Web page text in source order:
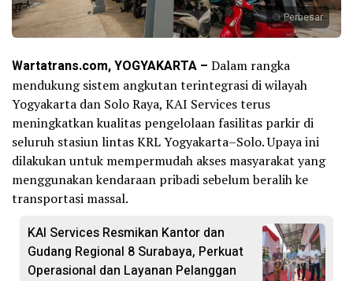
Perbesar
Wartatrans.com, YOGYAKARTA – Dalam rangka
mendukung sistem angkutan terintegrasi di wilayah
Yogyakarta dan Solo Raya, KAI Services terus
meningkatkan kualitas pengelolaan fasilitas parkir di
seluruh stasiun lintas KRL Yogyakarta–Solo. Upaya ini
dilakukan untuk mempermudah akses masyarakat yang
menggunakan kendaraan pribadi sebelum beralih ke
transportasi massal.
KAI Services Resmikan Kantor dan
Gudang Regional 8 Surabaya, Perkuat
Operasional dan Layanan Pelanggan